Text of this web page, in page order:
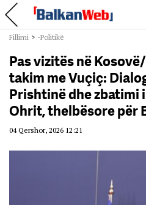
Fillimi > -Politikë
Pas vizitës në
takim me Vuçiç:
Prishtinë dhe zbatimi
Ohrit, thelbësore për
04 Qershor, 2026 12:21